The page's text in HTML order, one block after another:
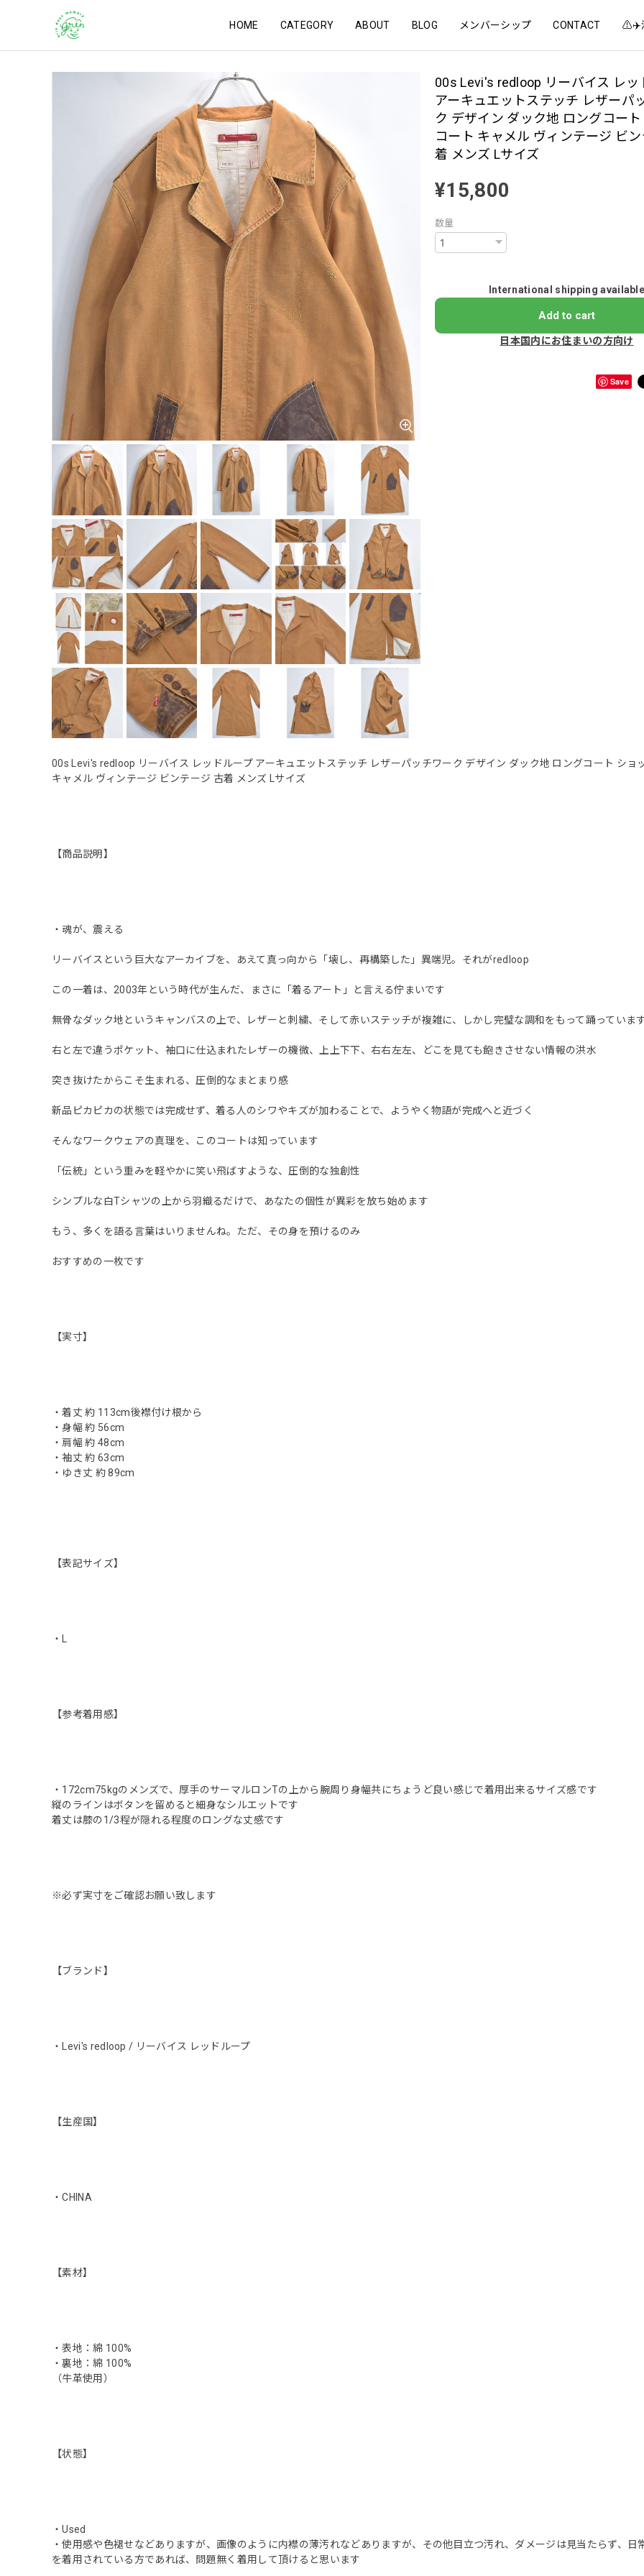
HOME CATEGORY ABOUT BLOG メンバーシップ CONTACT ⚠️✈️
00s Levi's redloop リーバイス レッ
アーキュエットステッチ レザーパ
ク デザイン ダック地 ロングコー
コート キャメル ヴィンテージ ビ
着 メンズ Lサイズ
¥15,800
数量
International shipping available
Add to cart
日本国内にお住まいの方向け
Save
00s Levi's redloop リーバイス レッドループ アーキュエットステッチ レザーパッチワーク デザイン ダック地 ロングコート ショ
キャメル ヴィンテージ ビンテージ 古着 メンズ Lサイズ
【商品説明】
・魂が、震える
リーバイスという巨大なアーカイブを、あえて真っ向から「壊し、再構築した」異端児。それがredloop
この一着は、2003年という時代が生んだ、まさに「着るアート」と言える佇まいです
無骨なダック地というキャンバスの上で、レザーと刺繍、そして赤いステッチが複雑に、しかし完璧な調和をもって踊っていま
右と左で違うポケット、袖口に仕込まれたレザーの機微、上上下下、右右左左、どこを見ても飽きさせない情報の洪水
突き抜けたからこそ生まれる、圧倒的なまとまり感
新品ピカピカの状態では完成せず、着る人のシワやキズが加わることで、ようやく物語が完成へと近づく
そんなワークウェアの真理を、このコートは知っています
「伝統」という重みを軽やかに笑い飛ばすような、圧倒的な独創性
シンプルな白Tシャツの上から羽織るだけで、あなたの個性が異彩を放ち始めます
もう、多くを語る言葉はいりませんね。ただ、その身を預けるのみ
おすすめの一枚です
【実寸】
・着丈 約 113cm後襟付け根から
・身幅 約 56cm
・肩幅 約 48cm
・袖丈 約 63cm
・ゆき丈 約 89cm
【表記サイズ】
・L
【参考着用感】
・172cm75kgのメンズで、厚手のサーマルロンTの上から腕周り身幅共にちょうど良い感じで着用出来るサイズ感です
縦のラインはボタンを留めると細身なシルエットです
着丈は膝の1/3程が隠れる程度のロングな丈感です
※必ず実寸をご確認お願い致します
【ブランド】
・Levi's redloop / リーバイス レッドループ
【生産国】
・CHINA
【素材】
・表地：綿 100%
・裏地：綿 100%
（牛革使用）
【状態】
・Used
・使用感や色褪せなどありますが、画像のように内襟の薄汚れなどありますが、その他目立つ汚れ、ダメージは見当たらず、日
を着用されている方であれば、問題無く着用して頂けると思います